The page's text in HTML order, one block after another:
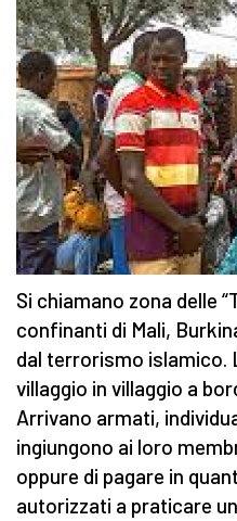
Si chiamano zona delle
confinanti di Mali,
dal terrorismo islamico.
villaggio in villaggio a
Arrivano armati,
ingiungono ai loro
oppure di pagare in
autorizzati a praticare